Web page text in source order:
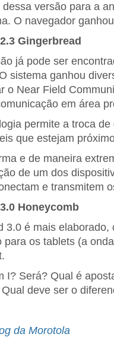
dessa versão para a
O navegador
Gingerbread
já pode ser
sistema ganhou
o Near Field
em área
permite a troca
que estejam
e de maneira
de um dos
e transmitem
Honeycomb
3.0 é mais
para os tablets (a
I? Será? Qual é
deve ser o
da Morotola